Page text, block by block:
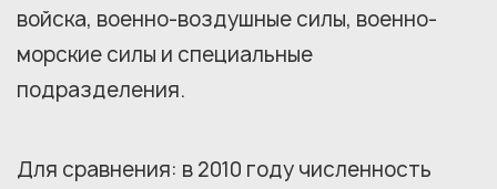
войска, военно-воздушные силы, военно-
морские силы и специальные
подразделения.
Для сравнения: в 2010 году численность